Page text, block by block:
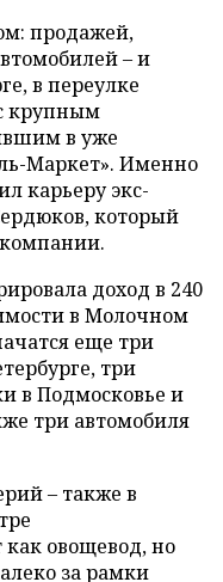
продажей,
– и
в переулке
крупным
в уже
Маркет». Именно
карьеру экс-
который
доход в 240
в Молочном
еще три
три
в Подмосковье и
три автомобиля
– также в
овощевод, но
за рамки